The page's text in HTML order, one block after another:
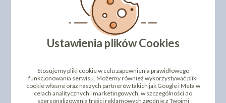
Certyfikaty (*.pdf)
Ustawienia plików Cookies
Stosujemy pliki cookie w celu zapewnienia prawidłowego
funkcjonowania serwisu. Możemy również wykorzystywać pliki
cookie własne oraz naszych partnerów takich jak Google i Meta w
celach analitycznych i marketingowych, w szczególności do
spersonalizowania treści reklamowych zgodnie z Twoimi